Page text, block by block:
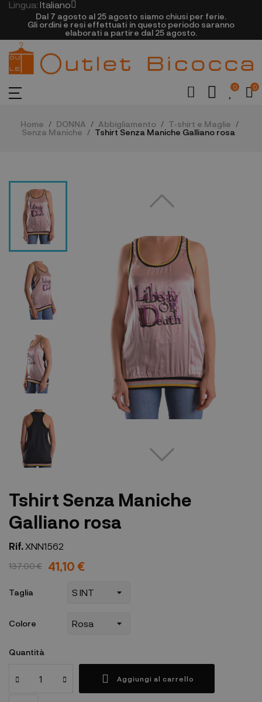
Lingua: Italiano
Dal 7 agosto al 25 agosto siamo chiusi per ferie.
Gli ordini e resi effettuati in questo periodo saranno
elaborati a partire dal 25 agosto.
0 0
Home DONNA Abbigliamento
T-shirt e Maglie
Senza Maniche
Tshirt Senza Maniche Galliano rosa
Tshirt Senza Maniche
Galliano rosa
Rif.XNN1562
137,00 € 41,10 €
Taglia
Colore
Quantità
Aggiungi al carrello